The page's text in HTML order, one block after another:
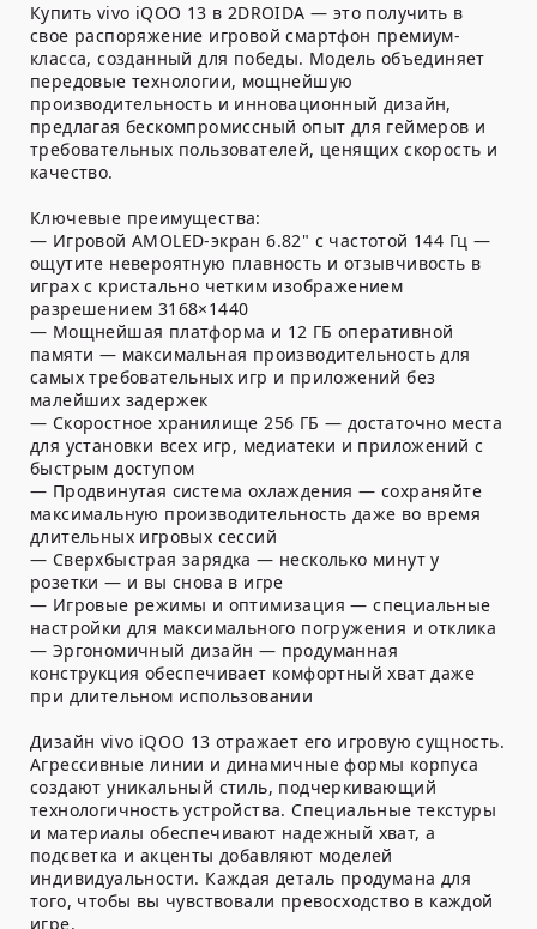
Купить vivo iQOO 13 в 2DROIDA — это получить в
свое распоряжение игровой смартфон премиум-
класса, созданный для победы. Модель объединяет
передовые технологии, мощнейшую
производительность и инновационный дизайн,
предлагая бескомпромиссный опыт для геймеров и
требовательных пользователей, ценящих скорость и
качество.
Ключевые преимущества:
— Игровой AMOLED-экран 6.82" с частотой 144 Гц —
ощутите невероятную плавность и отзывчивость в
играх с кристально четким изображением
разрешением 3168×1440
— Мощнейшая платформа и 12 ГБ оперативной
памяти — максимальная производительность для
самых требовательных игр и приложений без
малейших задержек
— Скоростное хранилище 256 ГБ — достаточно места
для установки всех игр, медиатеки и приложений с
быстрым доступом
— Продвинутая система охлаждения — сохраняйте
максимальную производительность даже во время
длительных игровых сессий
— Сверхбыстрая зарядка — несколько минут у
розетки — и вы снова в игре
— Игровые режимы и оптимизация — специальные
настройки для максимального погружения и отклика
— Эргономичный дизайн — продуманная
конструкция обеспечивает комфортный хват даже
при длительном использовании
Дизайн vivo iQOO 13 отражает его игровую сущность.
Агрессивные линии и динамичные формы корпуса
создают уникальный стиль, подчеркивающий
технологичность устройства. Специальные текстуры
и материалы обеспечивают надежный хват, а
подсветка и акценты добавляют моделей
индивидуальности. Каждая деталь продумана для
того, чтобы вы чувствовали превосходство в каждой
игре.